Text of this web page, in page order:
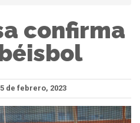
confirma
de febrero, 2023